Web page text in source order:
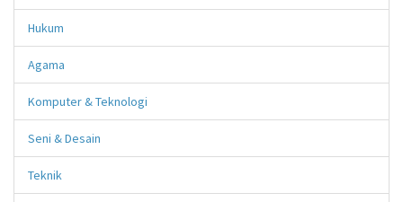
Hukum
Agama
Komputer & Teknologi
Seni & Desain
Teknik